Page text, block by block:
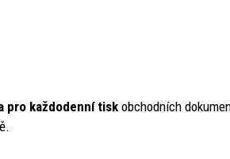
pro každodenní tisk obchodních